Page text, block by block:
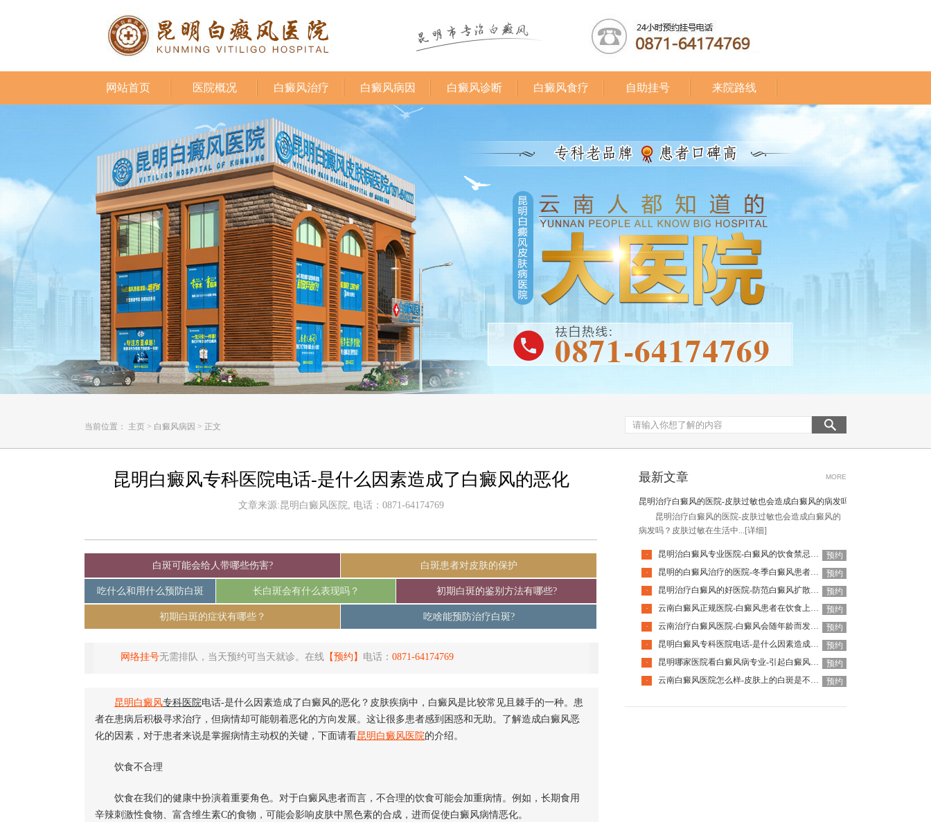
网站首页 医院概况 白癜风治疗 白癜风病因 白癜风诊断 白癜风食疗 自助挂号 来院路线
当前位置： 主页 > 白癜风病因 > 正文
昆明白癜风专科医院电话-是什么因素造成了白癜风的恶化
文章来源:昆明白癜风医院, 电话：0871-64174769
白斑可能会给人带哪些伤害? 白斑患者对皮肤的保护
吃什么和用什么预防白斑 长白斑会有什么表现吗？ 初期白斑的鉴别方法有哪些?
初期白斑的症状有哪些？ 吃啥能预防治疗白斑?
网络挂号无需排队，当天预约可当天就诊。在线 【预约】 电话： 0871-64174769
昆明 白癜风专科医院电话-是什么因素造成了白癜风的恶化？皮肤疾病中，白癜风是比较常见且棘手的一种。患
者在患病后积极寻求治疗，但病情却可能朝着恶化的方向发展。这让很多患者感到困惑和无助。了解造成白癜风恶
化的因素，对于患者来说是掌握病情主动权的关键，下面请看昆明白癜风医院的介绍。
饮食不合理
饮食在我们的健康中扮演着重要角色。对于白癜风患者而言，不合理的饮食可能会加重病情。例如，长期食用
辛辣刺激性食物、富含维生素C的食物，可能会影响皮肤中黑色素的合成，进而促使白癜风病情恶化。
最新文章 MORE
昆明治疗白癜风的医院-皮肤过敏也会造成白癜风的病发吗
昆明治疗白癜风的医院-皮肤过敏也会造成白癜风的
病发吗？皮肤过敏在生活中... [详细]
· 昆明治白癜风专业医院-白癜风的饮食禁忌有什么
预约
·
昆明的白癜风治疗的医院-冬季白癜风患者会经常发烧吗
预约
·
昆明治疗白癜风的好医院-防范白癜风扩散的方法有哪些
预约
·
云南白癜风正规医院-白癜风患者在饮食上应该注意什么呢
预约
·
云南治疗白癜风医院-白癜风会随年龄而发展吗
预约
·
昆明白癜风专科医院电话-是什么因素造成了白癜风的恶化
预约
·
昆明哪家医院看白癜风病专业-引起白癜风发病的原因是什么
预约
·
云南白癜风医院怎么样-皮肤上的白斑是不是白癜风呢 预约